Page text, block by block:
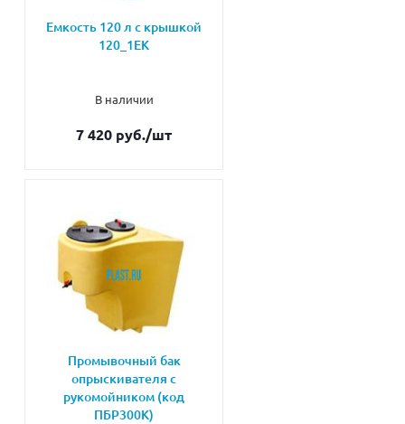
Емкость 120 л с крышкой
120_1ЕК
В наличии
7 420 руб./шт
Промывочный бак
опрыскивателя с
рукомойником (код
ПБР300К)